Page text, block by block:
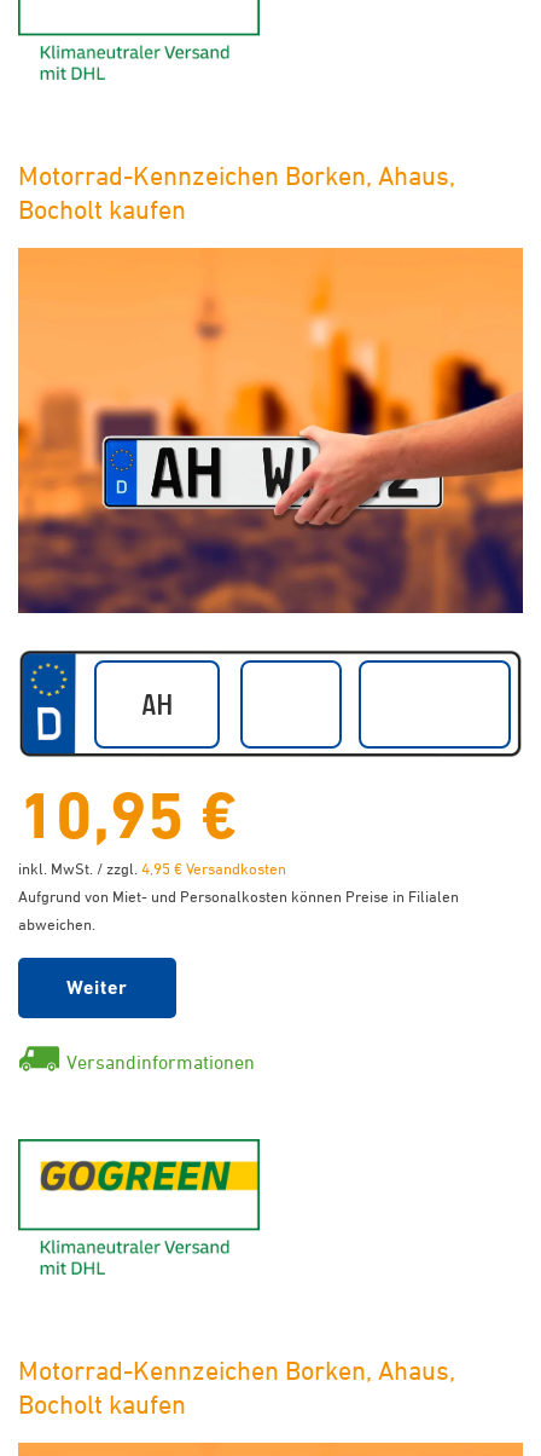
Motorrad-Kennzeichen Borken, Ahaus,
Bocholt kaufen
10,95 €
inkl. MwSt. / zzgl.4,95 € Versandkosten
Aufgrund von Miet- und Personalkosten können Preise in Filialen
abweichen.
Weiter
Versandinformationen
Motorrad-Kennzeichen Borken, Ahaus,
Bocholt kaufen